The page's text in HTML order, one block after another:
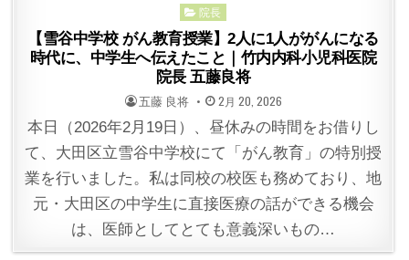
院長
【雪谷中学校 がん教育授業】2人に1人ががんになる
時代に、中学生へ伝えたこと｜竹内内科小児科医院
院長 五藤良将
POSTED
BY
五藤 良将 POSTED
ON
2月 20, 2026
本日（2026年2月19日）、昼休みの時間をお借りし
て、大田区立雪谷中学校にて「がん教育」の特別授
業を行いました。私は同校の校医も務めており、地
元・大田区の中学生に直接医療の話ができる機会
は、医師としてとても意義深いもの…